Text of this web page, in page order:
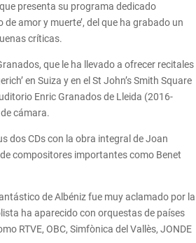
presenta su programa dedicado
amor y muerte’, del que ha grabado un
críticas.
que le ha llevado a ofrecer recitales
en Suiza y en el St John’s Smith Square
Enric Granados de Lleida (2016-
cámara.
dos CDs con la obra integral de Joan
compositores importantes como Benet
de Albéniz fue muy aclamado por la
ha aparecido con orquestas de países
RTVE, OBC, Simfònica del Vallès, JONDE